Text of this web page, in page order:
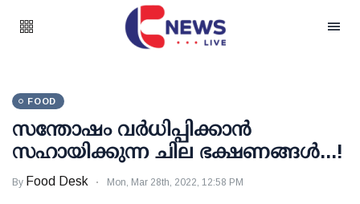
FOOD
സന്തോഷം വര്‍ധിപ്പിക്കാന്‍
സഹായിക്കുന്ന ചില ഭക്ഷണങ്ങള്‍...!
By Food Desk Mon, Mar 28th, 2022, 12:58 PM